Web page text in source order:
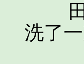
田岚
洗了